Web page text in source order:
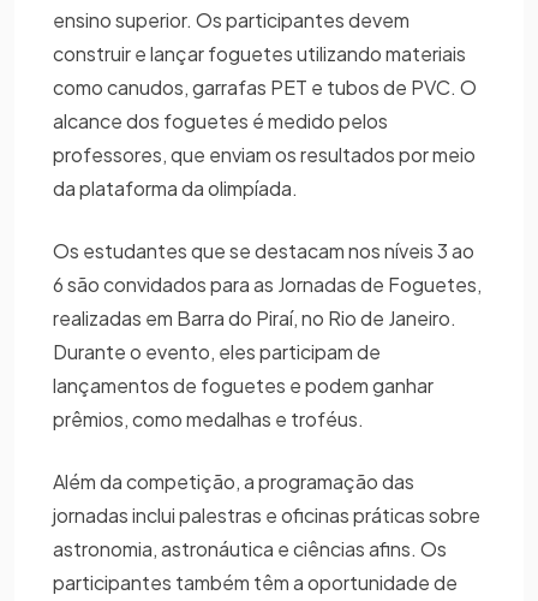
ensino superior. Os participantes devem
construir e lançar foguetes utilizando materiais
como canudos, garrafas PET e tubos de PVC. O
alcance dos foguetes é medido pelos
professores, que enviam os resultados por meio
da plataforma da olimpíada.
Os estudantes que se destacam nos níveis 3 ao
6 são convidados para as Jornadas de Foguetes,
realizadas em Barra do Piraí, no Rio de Janeiro.
Durante o evento, eles participam de
lançamentos de foguetes e podem ganhar
prêmios, como medalhas e troféus.
Além da competição, a programação das
jornadas inclui palestras e oficinas práticas sobre
astronomia, astronáutica e ciências afins. Os
participantes também têm a oportunidade de